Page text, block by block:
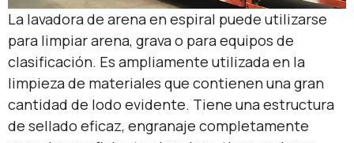
La lavadora de arena en espiral puede utilizarse
para limpiar arena, grava o para equipos de
clasificación. Es ampliamente utilizada en la
limpieza de materiales que contienen una gran
cantidad de lodo evidente. Tiene una estructura
de sellado eficaz, engranaje completamente